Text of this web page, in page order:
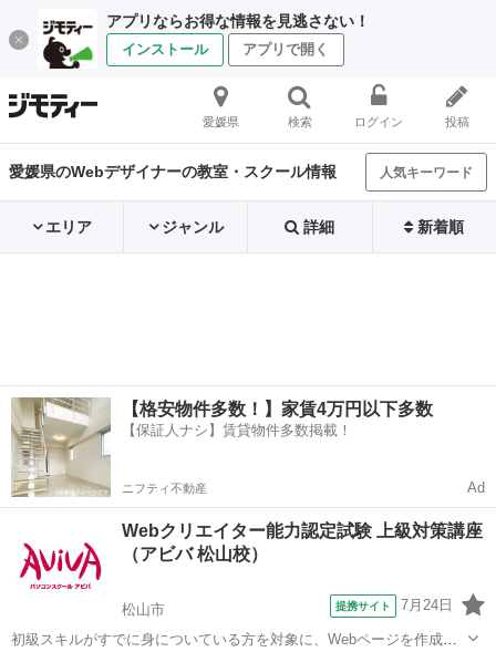
アプリならお得な情報を見逃さない！
インストール アプリで開く
愛媛県 検索 ログイン 投稿
愛媛県のWebデザイナーの教室・スクール情報 人気キーワード
エリア ジャンル 詳細 新着順
【格安物件多数！】家賃4万円以下多数
【保証人ナシ】賃貸物件多数掲載！
ニフティ不動産 Ad
Webクリエイター能力認定試験 上級対策講座
（アビバ 松山校）
松山市 提携サイト 7月24日
初級スキルがすでに身についている方を対象に、Webページを作成す